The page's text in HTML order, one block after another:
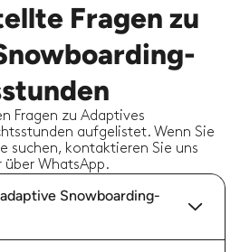
Fragen zu
Fragen zu Adaptives
aufgelistet. Wenn Sie
suchen, kontaktieren Sie uns
WhatsApp.
Snowboarding-